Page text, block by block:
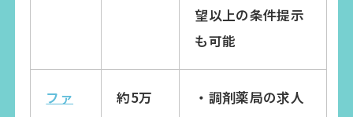
望以上の条件提示
も可能
ファ
約5万
・調剤薬局の求人